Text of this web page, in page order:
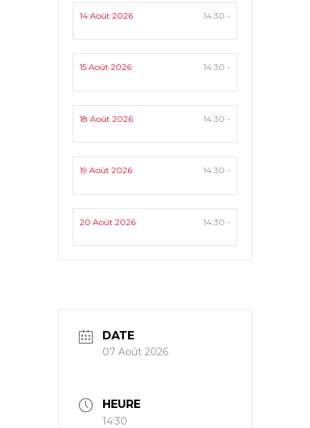
14 Août 2026 14:30 -
15 Août 2026 14:30 -
18 Août 2026 14:30 -
19 Août 2026 14:30 -
20 Août 2026 14:30 -
DATE
07 Août 2026
HEURE
14:30